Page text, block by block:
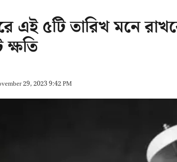
এই ৫টি তারিখ মনে
29, 2023 9:42 PM